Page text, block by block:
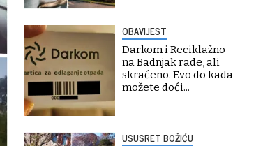
OBAVIJEST
Darkom i Reciklažno
na Badnjak rade, ali
skraćeno. Evo do kada
možete doći...
USUSRET BOŽIĆU